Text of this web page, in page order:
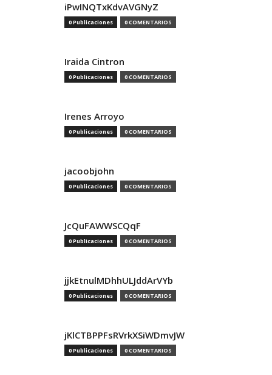
iPwINQTxKdvAVGNyZ
0 Publicaciones 0 COMENTARIOS
Iraida Cintron
0 Publicaciones 0 COMENTARIOS
Irenes Arroyo
0 Publicaciones 0 COMENTARIOS
jacoobjohn
0 Publicaciones 0 COMENTARIOS
JcQuFAWWSCQqF
0 Publicaciones 0 COMENTARIOS
jjkEtnulMDhhULJddArVYb
0 Publicaciones 0 COMENTARIOS
jKlCTBPPFsRVrkXSiWDmvJW
0 Publicaciones 0 COMENTARIOS